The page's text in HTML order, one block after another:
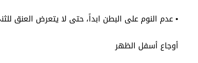
• عدم النوم على البطن ابداً، حتى لا يتعرض العنق
أوجاع أسفل الظهر